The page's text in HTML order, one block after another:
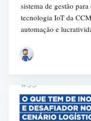
sistema de gestão
tecnologia IoT da
automação e